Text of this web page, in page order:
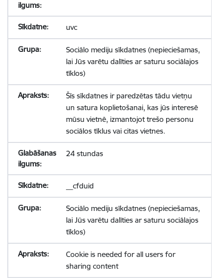
uvc
Sociālo mediju sīkdatnes (nepieciešamas,
lai Jūs varētu dalīties ar saturu sociālajos
tīklos)
Šīs sīkdatnes ir paredzētas tādu vietņu
un satura koplietošanai, kas jūs interesē
mūsu vietnē, izmantojot trešo personu
sociālos tīklus vai citas vietnes.
24 stundas
__cfduid
Sociālo mediju sīkdatnes (nepieciešamas,
lai Jūs varētu dalīties ar saturu sociālajos
tīklos)
Cookie is needed for all users for
sharing content